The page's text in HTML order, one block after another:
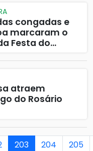
congadas e
marcaram o
Festa do
atraem
do Rosário
203 204 205